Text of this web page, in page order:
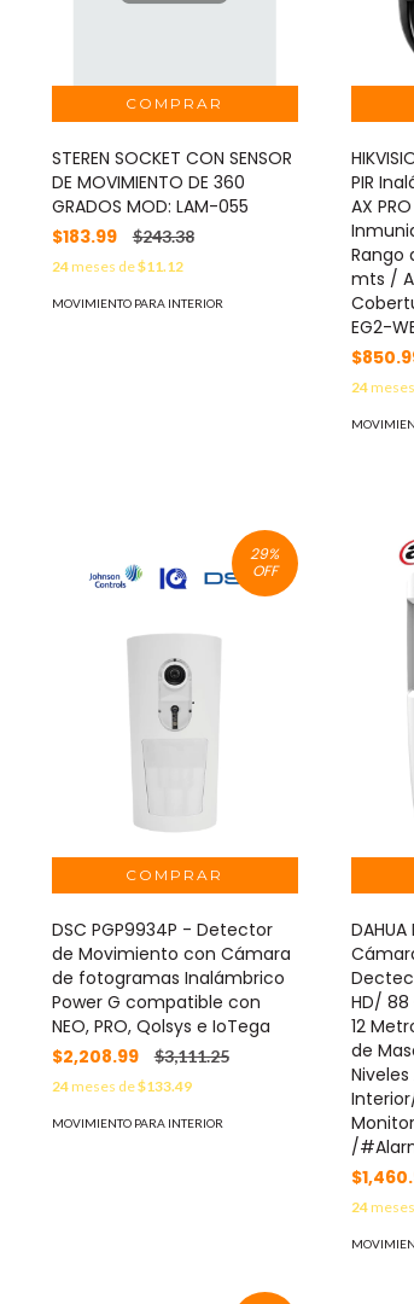
STEREN SOCKET CON SENSOR
DE MOVIMIENTO DE 360
GRADOS MOD: LAM-055
$183.99
$243.38
24meses de$11.12
MOVIMIENTO PARA INTERIOR
PIR
AX
Rango
mts /
EG2-
24
29%
OFF
DSC PGP9934P - Detector
de Movimiento con Cámara
de fotogramas Inalámbrico
Power G compatible con
NEO, PRO, Qolsys e IoTega
$2,208.99
$3,111.25
24meses de$133.49
MOVIMIENTO PARA INTERIOR
HD/
12
de
/
24